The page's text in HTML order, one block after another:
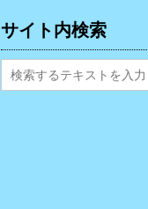
サイト内検索